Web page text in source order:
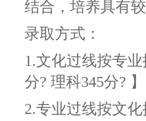
结合，培养具有
录取方式：
1.文化过线按专
分? 理科345分? 】
2.专业过线按文